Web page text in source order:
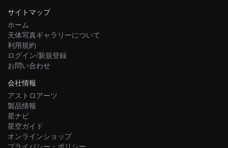
サイトマップ
ホーム
天体写真ギャラリーについて
利用規約
ログイン/新規登録
お問い合わせ
会社情報
アストロアーツ
製品情報
星ナビ
星空ガイド
オンラインショップ
プライバシー・ポリシー